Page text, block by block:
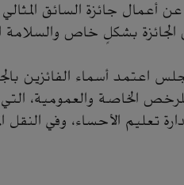
أعمال جائزة السائق
بشكلٍ خاص والسلامة
تعليم الأحساء، وفي